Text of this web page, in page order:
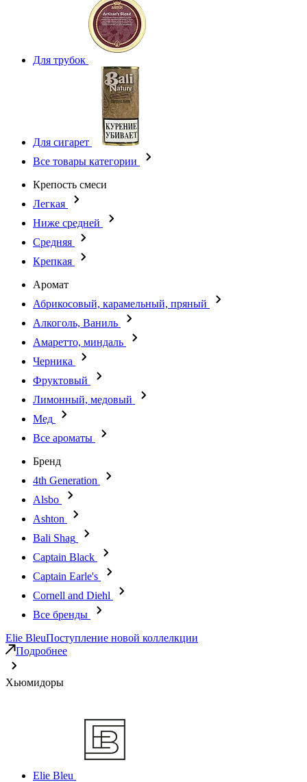
Для трубок
Для сигарет
Все товары категории
Крепость смеси
Легкая
Ниже средней
Средняя
Крепкая
Аромат
Абрикосовый, карамельный, пряный
Алкоголь, Ваниль
Амаретто, миндаль
Черника
Фруктовый
Лимонный, медовый
Мед
Все ароматы
Бренд
4th Generation
Alsbo
Ashton
Bali Shag
Captain Black
Captain Earle's
Cornell and Diehl
Все бренды
Elie BleuПоступление новой коллелкции
Подробнее
Хьюмидоры
Elie Bleu